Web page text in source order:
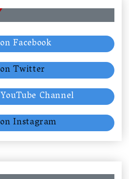
Facebook
Twitter
Channel
Instagram